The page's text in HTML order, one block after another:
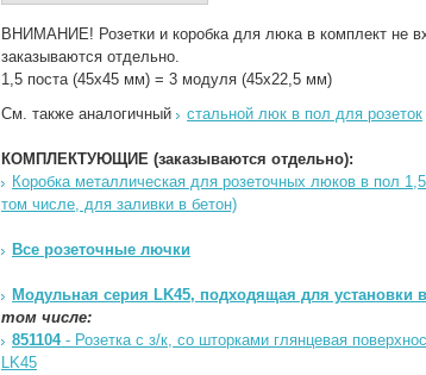
ВНИМАНИЕ! Розетки и коробка для люка в комплект не
заказываются отдельно.
1,5 поста (45х45 мм) = 3 модуля (45х22,5 мм)
См. также аналогичный
стальной люк в пол для розеток
КОМПЛЕКТУЮЩИЕ (заказываются отдельно):
Коробка металлическая для розеточных люков в пол
том числе, для заливки в бетон)
Все розеточные лючки
Модульная серия LK45, подходящая для установки
том числе:
851104- Розетка с з/к, со шторками глянцевая
LK45